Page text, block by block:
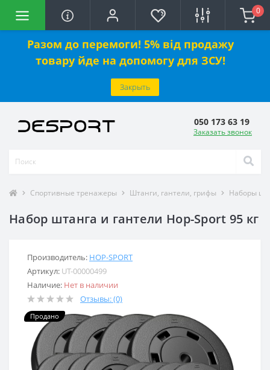
Разом до перемоги! 5% від продажу
товару йде на допомогу для ЗСУ!
Закрыть
0
050 173 63 19
Заказать звонок
Спортивные тренажеры Штанги, гантели, грифы Наборы
Набор штанга и гантели Hop-Sport 95 кг
Производитель: HOP-SPORT
Артикул: UT-00000499
Наличие: Нет в наличии
Отзывы: (0)
Продано